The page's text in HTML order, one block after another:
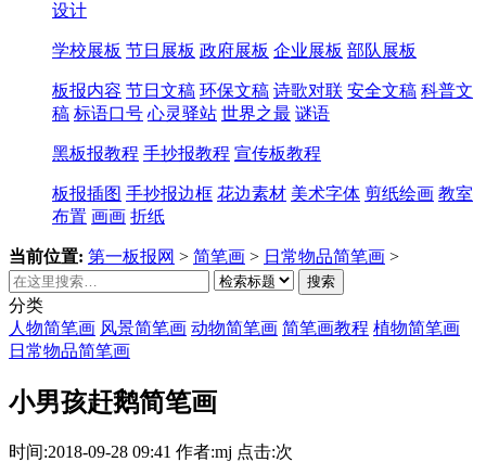
设计
学校展板 节日展板 政府展板 企业展板 部队展板
板报内容 节日文稿 环保文稿 诗歌对联 安全文稿 科普文
稿 标语口号 心灵驿站 世界之最 谜语
黑板报教程 手抄报教程 宣传板教程
板报插图 手抄报边框 花边素材 美术字体 剪纸绘画 教室
布置 画画 折纸
当前位置: 第一板报网 > 简笔画 > 日常物品简笔画 >
搜索
分类
人物简笔画 风景简笔画 动物简笔画 简笔画教程 植物简笔画
日常物品简笔画
小男孩赶鹅简笔画
时间:2018-09-28 09:41 作者:mj 点击:次